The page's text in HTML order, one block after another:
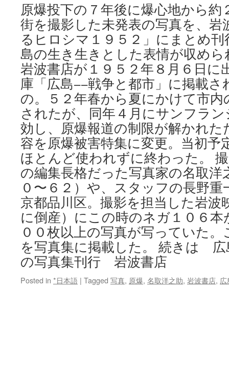
原爆投下の７年後に爆心地から約
街を撮影した未発表の写真を、岩
るヒロシマ１９５２」にまとめ
島の生き生きとした表情が収め
岩波書店が１９５２年８月６日に
庫「広島−−戦争と都市」に掲載
の。５２年春から夏にかけて市
されたが、同年４月にサンフラ
効し、原爆報道の制限が解かれた
容を原爆被害特集に変更。当初予
ほとんど使われずに終わった。
の編集長格だった写真家の名取洋
０〜６２）や、スタッフの長野
京都品川区。撮影を担当した岩波
に倒産）にこの時のネガ１０６
００枚以上の写真が写っていた
を写真集に掲載した。 続きは 広
の写真集刊行 岩波書店
Posted in *日本語 | Tagged 写真, 原爆, 名取洋之助, 岩波書店,